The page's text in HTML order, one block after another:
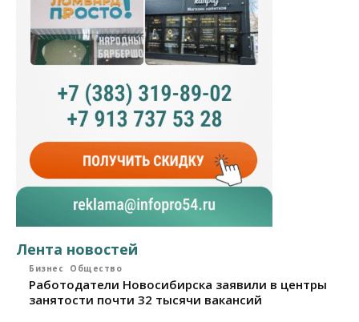
Лента новостей
Бизнес Общество
Работодатели Новосибирска заявили в центры
занятости почти 32 тысячи вакансий